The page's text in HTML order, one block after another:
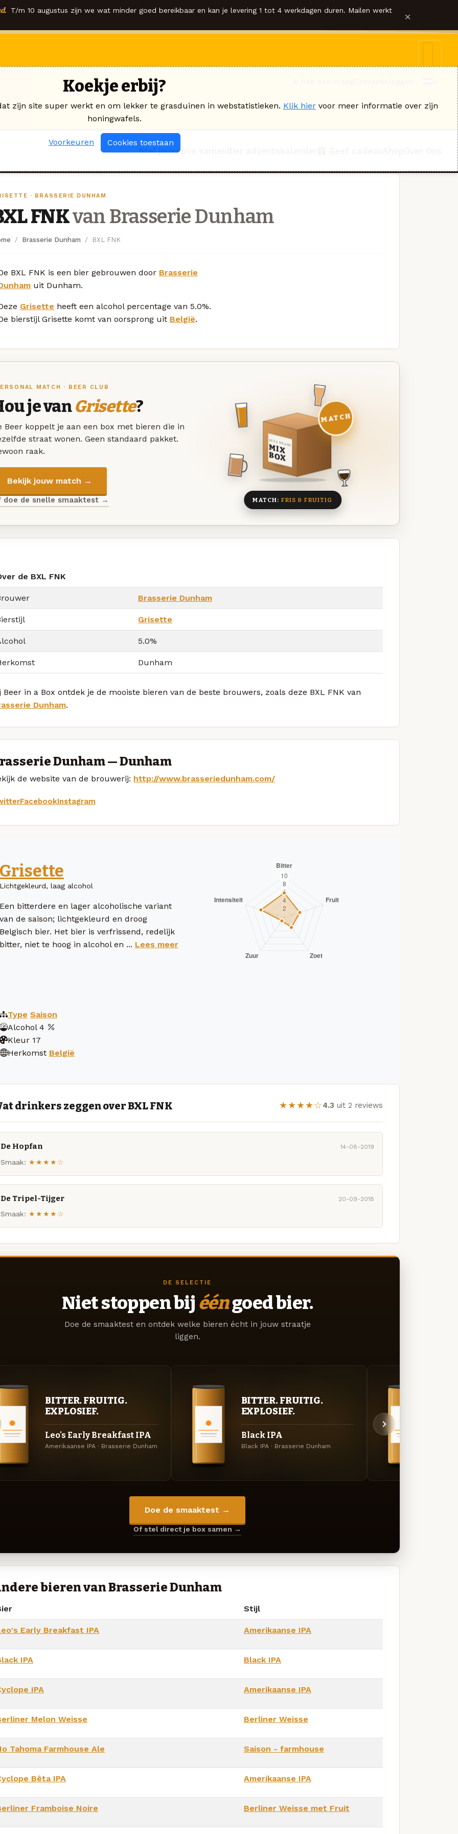
T/m 10 augustus zijn we wat minder goed bereikbaar en kan je levering 1 tot 4 werkdagen duren. Mailen werkt ×
Stel jouw box samen
· BRASSERIE DUNHAM
FNKvan Brasserie Dunham
Brasserie Dunham BXL FNK
BXL FNK is een bier gebrouwen door Brasserie
uit Dunham.
Grisette heeft een alcohol percentage van 5.0%.
bierstijl Grisette komt van oorsprong uit België.
MATCH · BEER CLUB
je vanGrisette?
Beer koppelt je aan een box met bieren die in
straat wonen. Geen standaard pakket.
raak.
Bekijk jouw match →
doe de snelle smaaktest →
DEZE MAAND
MIX
BOX
8 BIEREN
MATCH
MATCH: FRIS & FRUITIG
de BXL FNK
Brasserie Dunham
Grisette
5.0%
Dunham
Beer in a Box ontdek je de mooiste bieren van de beste brouwers, zoals deze BXL FNK van
Dunham.
Dunham — Dunham
de website van de brouwerij: http://www.brasseriedunham.com/
FacebookInstagram
Grisette
Lichtgekleurd, laag alcohol
Een bitterdere en lager alcoholische variant
van de saison; lichtgekleurd en droog
Belgisch bier. Het bier is verfrissend, redelijk
bitter, niet te hoog in alcohol en ... Lees meer
Type Saison
Alcohol 4
Kleur 17
Herkomst België
drinkers zeggen over BXL FNK ★★★★☆4.3 uit 2 reviews
De Hopfan 14-08-2019
Smaak: ★★★★☆
De Tripel-Tijger 20-09-2018
Smaak: ★★★★☆
DE SELECTIE
Niet stoppen bij ééngoed bier.
Doe de smaaktest en ontdek welke bieren écht in jouw straatje
liggen.
BITTER. FRUITIG.
EXPLOSIEF.
Leo's Early Breakfast IPA
Amerikaanse IPA · Brasserie Dunham
BITTER. FRUITIG.
EXPLOSIEF.
Black IPA
Black IPA · Brasserie Dunham
Doe de smaaktest →
Of stel direct je box samen →
bieren van Brasserie Dunham
Stijl
Early Breakfast IPA Amerikaanse IPA
IPA Black IPA
IPA Amerikaanse IPA
Melon Weisse Berliner Weisse
Tahoma Farmhouse Ale Saison - farmhouse
Bêta IPA Amerikaanse IPA
Framboise Noire Berliner Weisse met Fruit
Koekje erbij?
zijn site super werkt en om lekker te grasduinen in webstatistieken. Klik hier voor meer informatie over zijn
honingwafels.
Voorkeuren Cookies toestaan